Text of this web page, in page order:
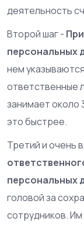
деятельность
Второй шаг -
персональных
нем
ответственные
занимает около
это быстрее.
Третий и очень
персональных
головой за
сотрудников.